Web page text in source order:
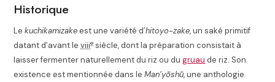
Historique
Lekuchikamizakeest une variété d’hitoyo-zake, un saké primitif
datant d’avant leviiie siècle, dont la préparation consistait à
laisser fermenter naturellement du riz ou dugruau de riz. Son
existence est mentionnée dans leMan’yōshū, une anthologie